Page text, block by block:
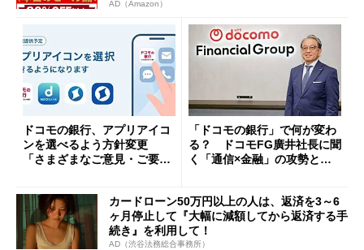
AD（Amazon）
ドコモの銀行、アプリアイコ
ンを選べるよう方針変更
「さまざまなご意見・ご要望
「ドコモの銀行」で何が変わ
る？ ドコモFG廣井社長に聞
く「通信×金融」の攻勢とグ
カードローン50万円以上の人は、返済を3～6
ヶ月停止して『大幅に減額してから返済する手
続き』を利用して！
AD（渋谷法務総合事務所）